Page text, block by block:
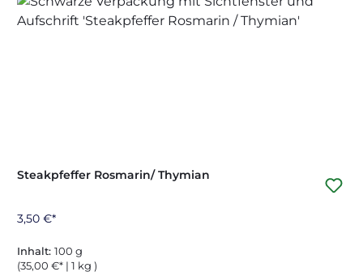
Steakpfeffer Rosmarin/ Thymian
3,50 €*
Inhalt: 100 g
(35,00 €* | 1 kg )